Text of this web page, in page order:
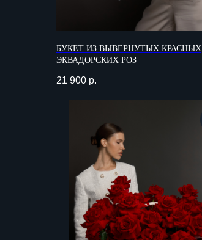
БУКЕТ ИЗ ВЫВЕРНУТЫХ КРАСНЫХ
ЭКВАДОРСКИХ РОЗ
21 900 р.